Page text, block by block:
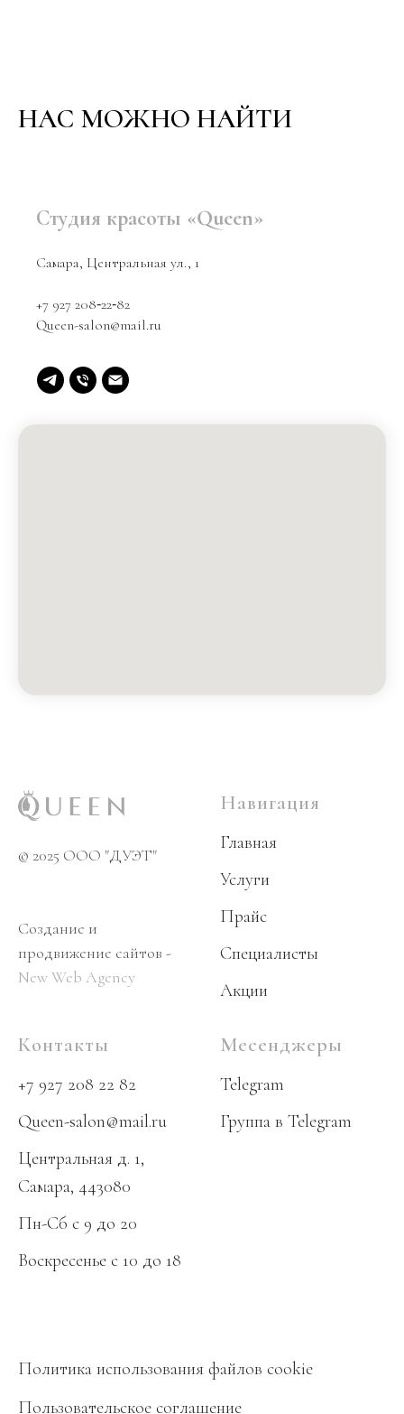
НАС МОЖНО НАЙТИ
Студия красоты «Queen»
Самара, Центральная ул., 1
+7 927 208‑22‑82
Queen-salon@mail.ru
© 2025 OOO "ДУЭТ"
Создание и
продвижение сайтов -
New Web Agency
Навигация
Главная
Услуги
Прайс
Специалисты
Акции
Контакты
+7 927 208 22 82
Queen-salon@mail.ru
Центральная д. 1,
Самара, 443080
Пн-Сб с 9 до 20
Воскресенье с 10 до 18
Месенджеры
Telegram
Группа в Telegram
Политика использования файлов cookie
Пользовательское соглашение